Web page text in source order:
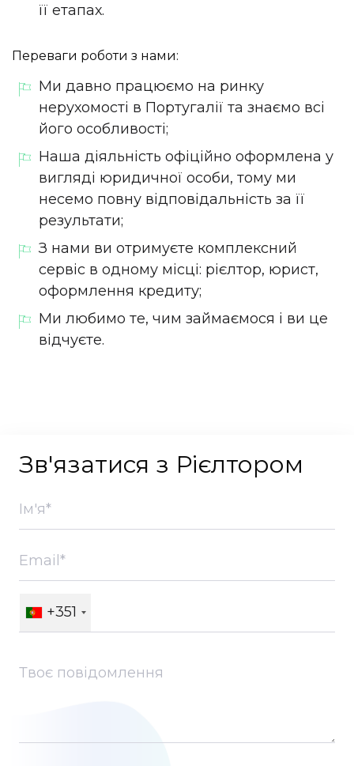
її етапах.
Переваги роботи з нами:
Ми давно працюємо на ринку
нерухомості в Португалії та знаємо всі
його особливості;
Наша діяльність офіційно оформлена у
вигляді юридичної особи, тому ми
несемо повну відповідальність за її
результати;
З нами ви отримуєте комплексний
сервіс в одному місці: рієлтор, юрист,
оформлення кредиту;
Ми любимо те, чим займаємося і ви це
відчуєте.
Зв'язатися з Рієлтором
+351